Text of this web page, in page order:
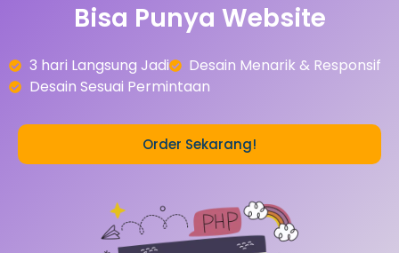
Bisa Punya Website
3 hari Langsung Jadi
Desain Menarik & Responsif
Desain Sesuai Permintaan
Order Sekarang!